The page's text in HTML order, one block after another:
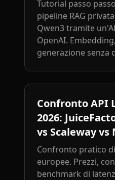
Tutorial passo
pipeline RAG
Qwen3 tramite
OpenAI.
generazione senza
Confronto API
2026:
vs Scaleway vs
Confronto pratico
europee. Prezzi,
benchmark di